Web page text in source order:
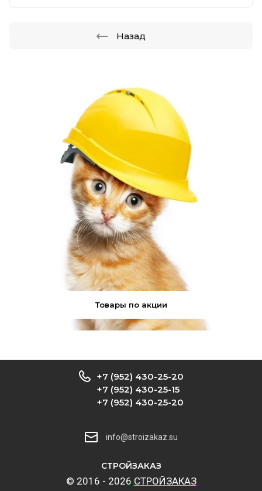
Товары по акции
Назад
CТРОЙЗАКАЗ
© 2016 - 2026 CТРОЙЗАКАЗ
+7 (952) 430-25-20
+7 (952) 430-25-15
+7 (952) 430-25-20
info@stroizakaz.su